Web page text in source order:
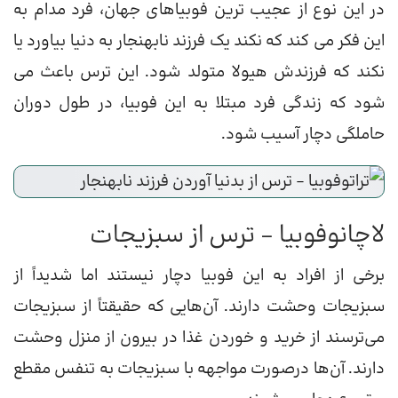
در این نوع از عجیب ترین فوبیاهای جهان، فرد مدام به
این فکر می کند که نکند یک فرزند نابهنجار به دنیا بیاورد یا
نکند که فرزندش هیولا متولد شود. این ترس باعث می
شود که زندگی فرد مبتلا به این فوبیا، در طول دوران
حاملگی دچار آسیب شود.
لاچانوفوبیا – ترس از سبزیجات
برخی از افراد به این فوبیا دچار نیستند اما شدیداً از
سبزیجات وحشت دارند. آن‌هایی که حقیقتاً از سبزیجات
می‌ترسند از خرید و خوردن غذا در بیرون از منزل وحشت
دارند. آن‌ها درصورت مواجهه با سبزیجات به تنفس مقطع